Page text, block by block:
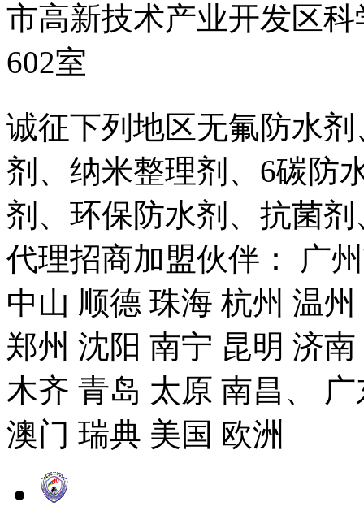
市高新技术产业开发区
602室
诚征下列地区无氟防水
剂、纳米整理剂、6碳防
剂、环保防水剂、抗菌
代理招商加盟伙伴： 广
中山 顺德 珠海 杭州 温
郑州 沈阳 南宁 昆明 济
木齐 青岛 太原 南昌、
澳门 瑞典 美国 欧洲